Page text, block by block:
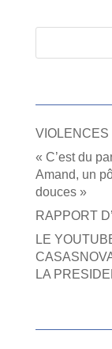
« C’est du
Amand, un
douces »
RAPPORT
LE
LA